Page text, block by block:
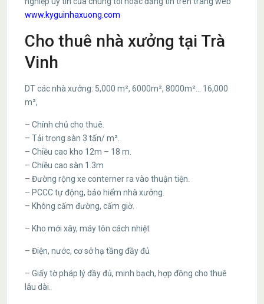
www.kyguinhaxuong.com
Cho thuê nhà xưởng tại Trà
Vinh
DT các nhà xưởng: 5,000 m², 6000m², 8000m²… 16,000
m²,
– Chính chủ cho thuê.
– Tải trọng sàn 3 tấn/ m².
– Chiều cao kho 12m – 18 m.
– Chiều cao sàn 1.3m
– Đường rộng xe conterner ra vào thuận tiện.
– PCCC tự động, bảo hiểm nhà xưởng.
– Không cấm đường, cấm giờ.
– Kho mới xây, máy tôn cách nhiệt
– Điện, nước, cơ sở hạ tầng đầy đủ
– Giấy tờ pháp lý đầy đủ, minh bạch, hợp đồng cho thuê
lâu dài.